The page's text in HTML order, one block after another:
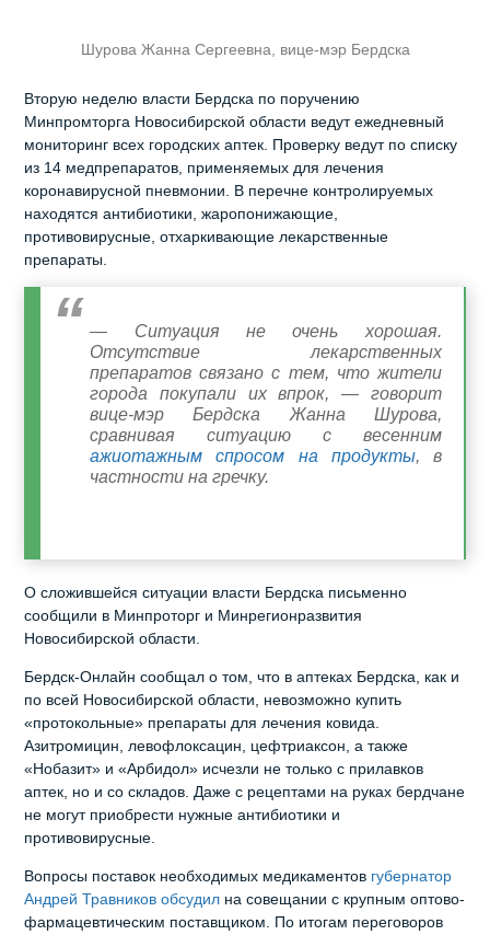
Шурова Жанна Сергеевна, вице-мэр Бердска
Вторую неделю власти Бердска по поручению
Минпромторга Новосибирской области ведут ежедневный
мониторинг всех городских аптек. Проверку ведут по списку
из 14 медпрепаратов, применяемых для лечения
коронавирусной пневмонии. В перечне контролируемых
находятся антибиотики, жаропонижающие,
противовирусные, отхаркивающие лекарственные
препараты.
— Ситуация не очень хорошая.
Отсутствие лекарственных
препаратов связано с тем, что жители
города покупали их впрок, — говорит
вице-мэр Бердска Жанна Шурова,
сравнивая ситуацию с весенним
ажиотажным спросом на продукты, в
частности на гречку.
О сложившейся ситуации власти Бердска письменно
сообщили в Минпроторг и Минрегионразвития
Новосибирской области.
Бердск-Онлайн сообщал о том, что в аптеках Бердска, как и
по всей Новосибирской области, невозможно купить
«протокольные» препараты для лечения ковида.
Азитромицин, левофлоксацин, цефтриаксон, а также
«Нобазит» и «Арбидол» исчезли не только с прилавков
аптек, но и со складов. Даже с рецептами на руках бердчане
не могут приобрести нужные антибиотики и
противовирусные.
Вопросы поставок необходимых медикаментов губернатор
Андрей Травников обсудил на совещании с крупным оптово-
фармацевтическим поставщиком. По итогам переговоров